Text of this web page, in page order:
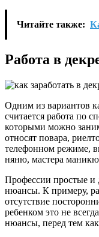
Читайте также:
Работа в
Одним из вариантов
считается работа по
которыми можно
относят повара,
телефонном режиме,
няню, мастера
Профессии простые и
нюансы. К примеру,
отсутствие
ребенком это не
нюансы, перед тем